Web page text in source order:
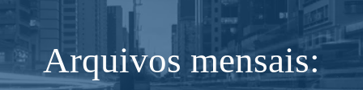
Arquivos mensais: